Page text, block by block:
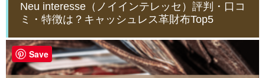
Neu interesse（ノイインテレッセ）評判・口コ
ミ・特徴は？キャッシュレス革財布Top5
Save